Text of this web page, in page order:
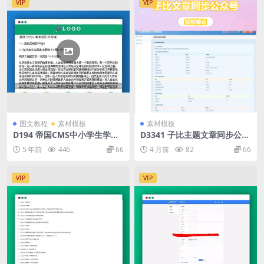
VIP
图文教程 素材模板
D194 帝国CMS中小学生学习
模板学生知识点总结试题练习
题考试资讯源码下载
5 年前 446 66
VIP
素材模板
D3341 子比主题文章同步公众
号插件
4 月前 82 66
VIP VIP